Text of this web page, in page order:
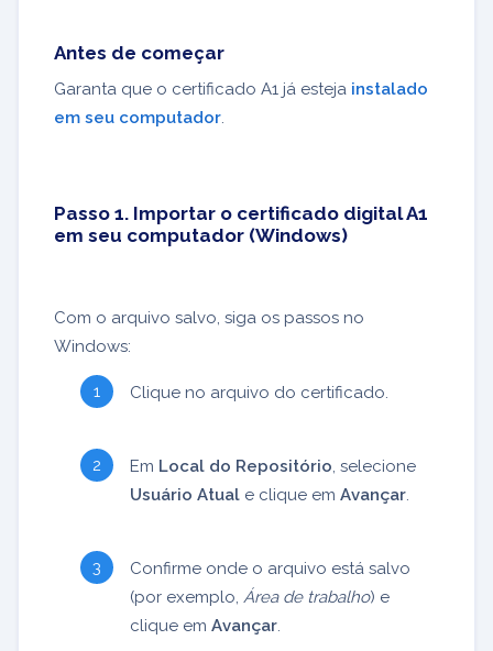
Antes de começar
Garanta que o certificado A1 já esteja instalado
em seu computador.
Passo 1. Importar o certificado digital A1
em seu computador (Windows)
Com o arquivo salvo, siga os passos no
Windows:
Clique no arquivo do certificado.
Em Local do Repositório, selecione
Usuário Atual e clique em Avançar.
Confirme onde o arquivo está salvo
(por exemplo, Área de trabalho) e
clique em Avançar.